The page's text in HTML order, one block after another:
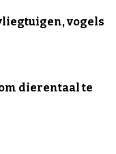
vogels
dierentaal te